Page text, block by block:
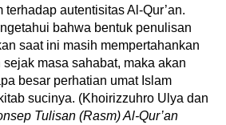
terhadap autentisitas Al-Qur’an.
bahwa bentuk penulisan
saat ini masih mempertahankan
masa sahabat, maka akan
besar perhatian umat Islam
sucinya. (Khoirizzuhro Ulya dan
Tulisan (Rasm) Al-Qur’an